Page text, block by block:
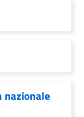
nazionale